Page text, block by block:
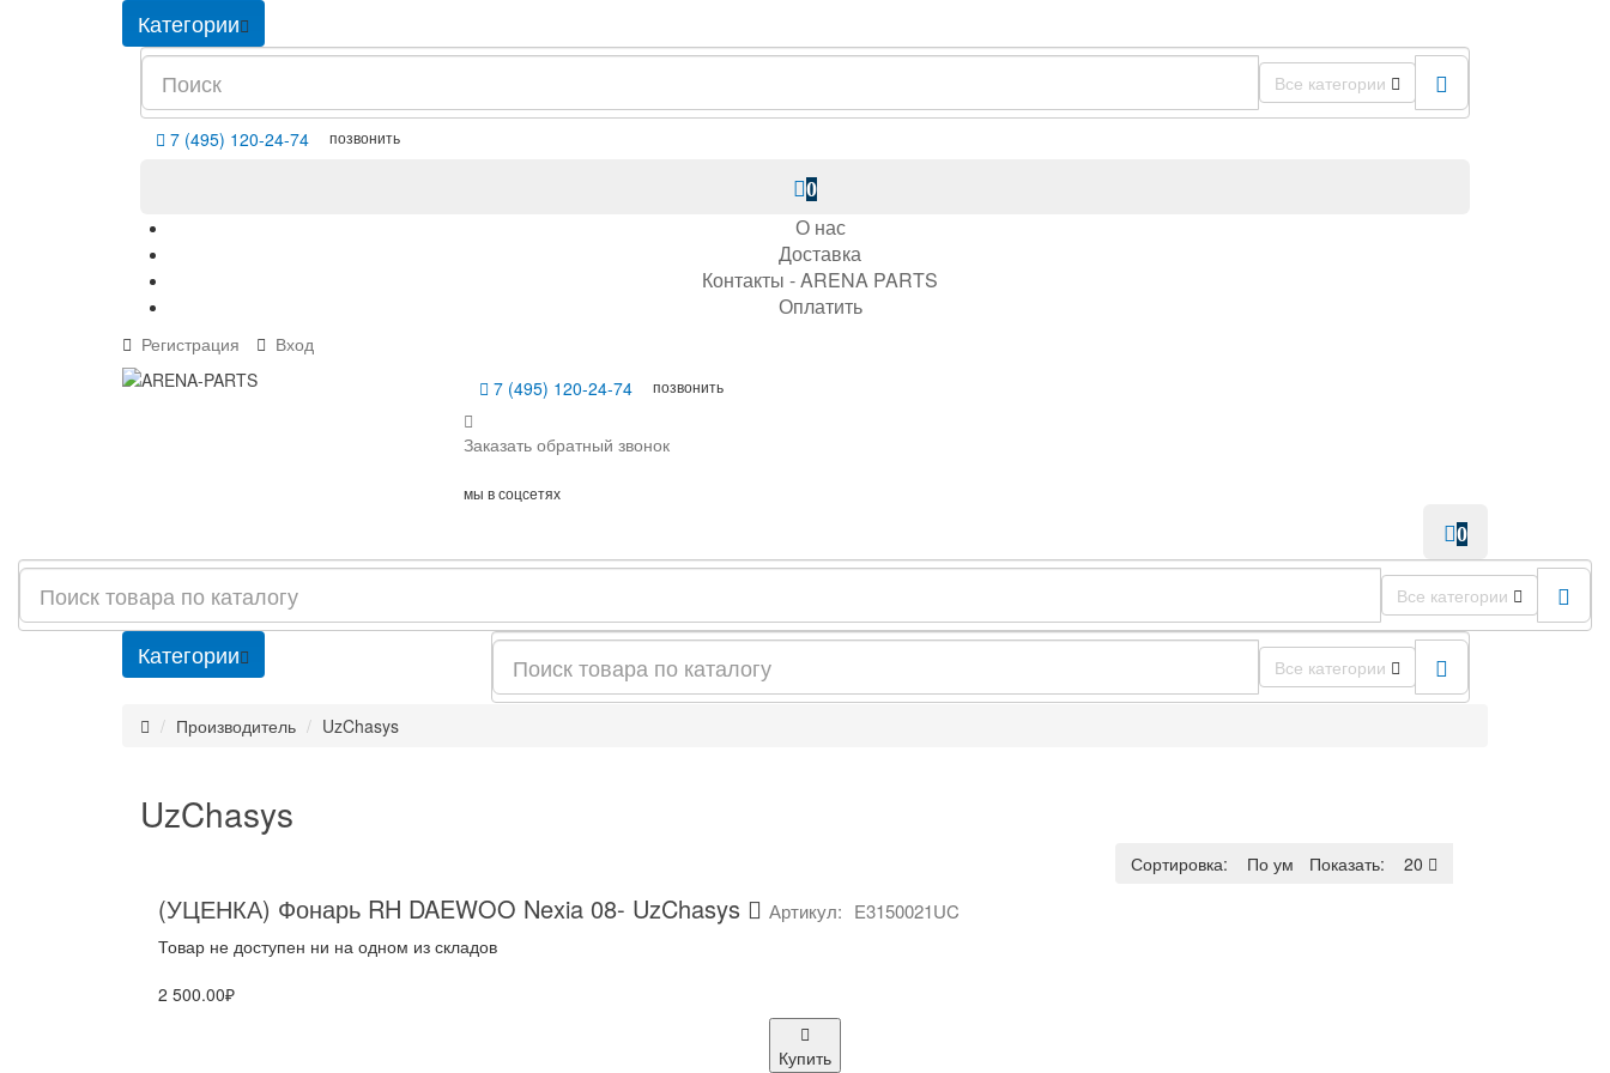
Категории
Все категории
7 (495) 120-24-74 позвонить
0
О нас
Доставка
Контакты - ARENA PARTS
Оплатить
Регистрация
Вход
7 (495) 120-24-74
позвонить
Заказать обратный звонок
мы в соцсетях
0
Все категории
Категории Все категории
Производитель UzChasys
UzChasys
Показать: 20
Сортировка: По умолчанию
(УЦЕНКА) Фонарь RH DAEWOO Nexia 08- UzChasys Артикул: E3150021UC
Товар не доступен ни на одном из складов
2 500.00₽
Купить